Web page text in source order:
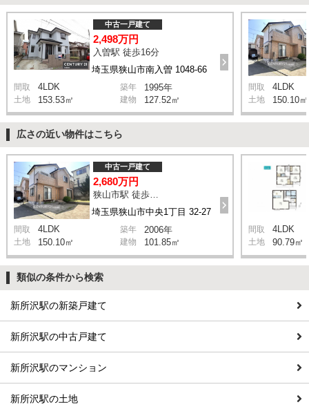
埼玉県狭山市南入曽 1048-66
中古一戸建て
2,498万円
入曽駅 徒歩16分
間取 4LDK 築年 1995年
土地 153.53㎡ 建物 127.52㎡
間取 4LDK
土地 150.10㎡
広さの近い物件はこちら
埼玉県狭山市中央1丁目 32-27
中古一戸建て
2,680万円
狭山市駅 徒歩16分
間取 4LDK 築年 2006年
土地 150.10㎡ 建物 101.85㎡
間取 4LDK
土地 90.79㎡
類似の条件から検索
新所沢駅の新築戸建て
新所沢駅の中古戸建て
新所沢駅のマンション
新所沢駅の土地